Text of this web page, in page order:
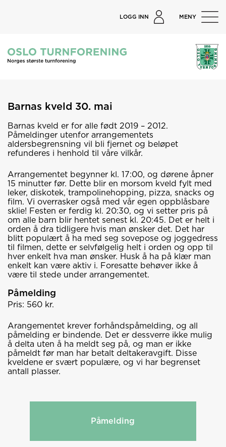
LOGG INN MENY
Barnas kveld 30. mai
Barnas kveld er for alle født 2019 – 2012.
Påmeldinger utenfor arrangementets
aldersbegrensning vil bli fjernet og beløpet
refunderes i henhold til våre vilkår.
Arrangementet begynner kl. 17:00, og dørene åpner
15 minutter før. Dette blir en morsom kveld fylt med
leker, diskotek, trampolinehopping, pizza, snacks og
film. Vi overrasker også med vår egen oppblåsbare
sklie! Festen er ferdig kl. 20:30, og vi setter pris på
om alle barn blir hentet senest kl. 20:45. Det er helt i
orden å dra tidligere hvis man ønsker det. Det har
blitt populært å ha med seg sovepose og joggedress
til filmen, dette er selvfølgelig helt i orden og opp til
hver enkelt hva man ønsker. Husk å ha på klær man
enkelt kan være aktiv i. Foresatte behøver ikke å
være til stede under arrangementet.
Påmelding
Pris: 560 kr.
Arangementet krever forhåndspåmelding, og all
påmelding er bindende. Det er dessverre ikke mulig
å delta uten å ha meldt seg på, og man er ikke
påmeldt før man har betalt deltakeravgift. Disse
kveldene er svært populære, og vi har begrenset
antall plasser.
Påmelding